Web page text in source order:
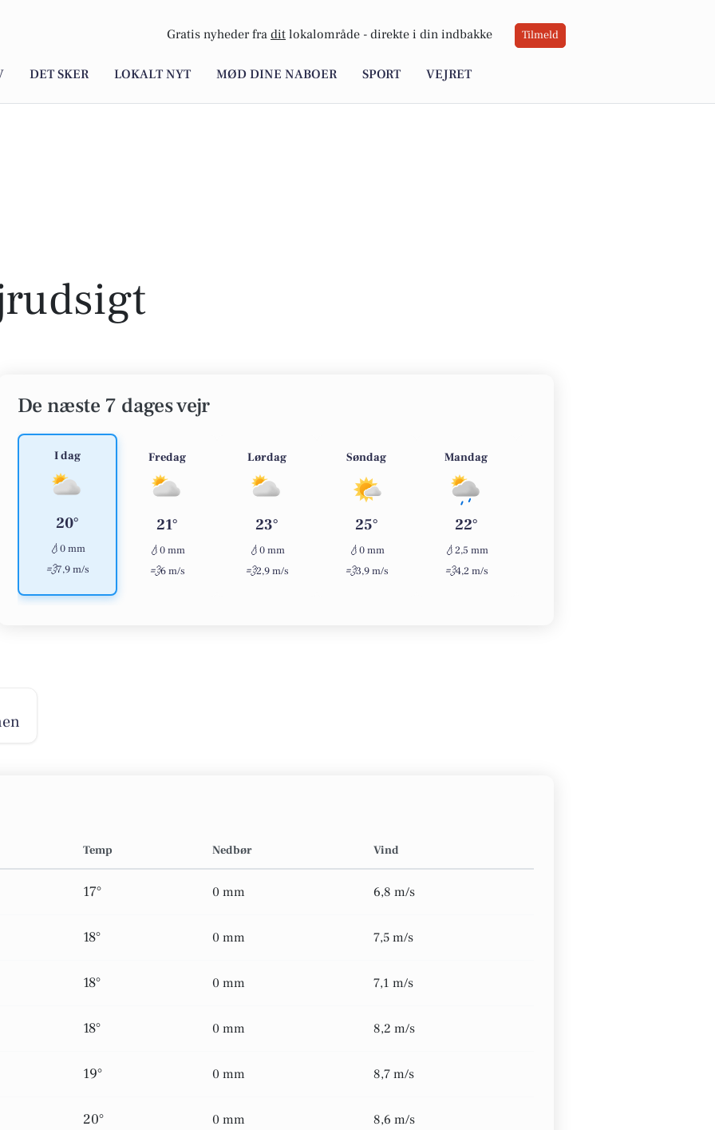
Gratis nyheder fra dit lokalområde - direkte i din indbakke Tilmeld
DET SKER LOKALT NYT MØD DINE NABOER SPORT VEJRET
De næste 7 dages vejr
I dag
20°
💧0 mm
💨7,9 m/s
Fredag
21°
💧0 mm
💨6 m/s
Lørdag
23°
💧0 mm
💨2,9 m/s
Søndag
25°
💧0 mm
💨3,9 m/s
Mandag
22°
💧2,5 mm
💨4,2 m/s
Temp Nedbør Vind
17° 0 mm 6,8 m/s
18° 0 mm 7,5 m/s
18° 0 mm 7,1 m/s
18° 0 mm 8,2 m/s
19° 0 mm 8,7 m/s
20° 0 mm 8,6 m/s